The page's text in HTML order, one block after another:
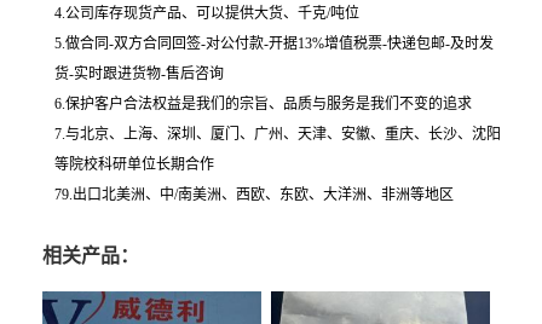
4.公司库存现货产品、可以提供大货、千克/吨位
5.做合同-双方合同回签-对公付款-开据13%增值税票-快递包邮-及时发
货-实时跟进货物-售后咨询
6.保护客户合法权益是我们的宗旨、品质与服务是我们不变的追求
7.与北京、上海、深圳、厦门、广州、天津、安徽、重庆、长沙、沈阳
等院校科研单位长期合作
79.出口北美洲、中/南美洲、西欧、东欧、大洋洲、非洲等地区
相关产品：